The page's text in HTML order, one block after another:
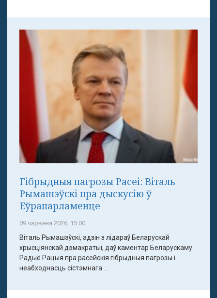
Гібрыдныя пагрозы Расеі: Віталь
Рымашэўскі пра дыскусію ў
Еўрапарламенце
09 чэрвеня 2026, 15:00
Віталь Рымашэўскі, адзін з лідараў Беларускай
хрысціянскай дэмакратыі, даў каментар Беларускаму
Радыё Рацыя пра расейскія гібрыдныя пагрозы і
неабходнасць сістэмнага ...